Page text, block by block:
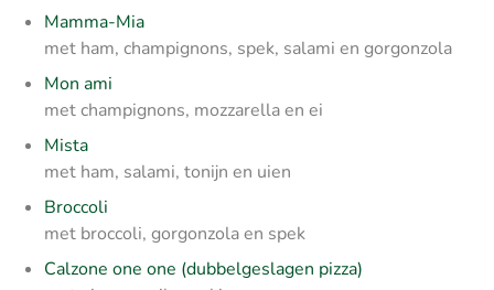
Mamma-Mia
met ham, champignons, spek, salami en gorgonzola
Mon ami
met champignons, mozzarella en ei
Mista
met ham, salami, tonijn en uien
Broccoli
met broccoli, gorgonzola en spek
Calzone one one (dubbelgeslagen pizza)